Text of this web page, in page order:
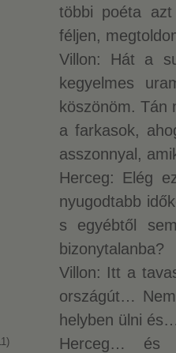
többi poéta
féljen,
Villon: Hát a
kegyelmes
köszönöm. Tán
a farkasok,
asszonnyal,
Herceg: Elég
nyugodtabb
s egyébtől
bizonytalanba?
Villon: Itt a
országút…
helyben ülni
Herceg… és